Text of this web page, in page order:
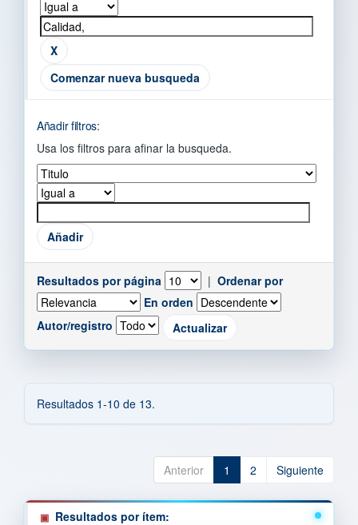
Comenzar nueva busqueda
Añadir filtros:
Usa los filtros para afinar la busqueda.
Resultados por página | Ordenar por
En orden
Autor/registro
Resultados 1-10 de 13.
Anterior 1 2 Siguiente
Resultados por ítem: